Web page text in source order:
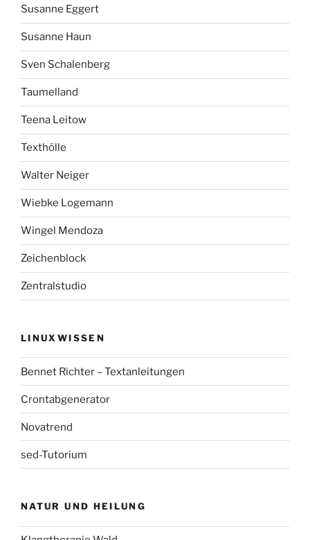
Susanne Eggert
Susanne Haun
Sven Schalenberg
Taumelland
Teena Leitow
Texthölle
Walter Neiger
Wiebke Logemann
Wingel Mendoza
Zeichenblock
Zentralstudio
LINUXWISSEN
Bennet Richter – Textanleitungen
Crontabgenerator
Novatrend
sed-Tutorium
NATUR UND HEILUNG